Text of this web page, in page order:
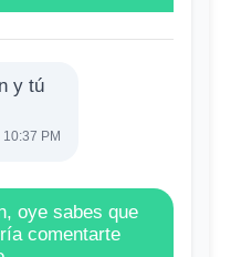
y tú
10:37 PM
oye sabes que
comentarte